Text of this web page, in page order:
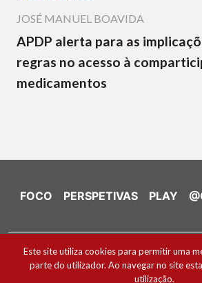
JOSÉ MANUEL BOAVIDA
APDP alerta para as
regras no acesso à
medicamentos
FOCO PERSPETIVAS PLAY
Ficha Técnica e Estatuto Editorial
Política de Cookies
Este site utiliza cookies para permitir uma
parte do utilizador. Ao navegar no site
utilização.